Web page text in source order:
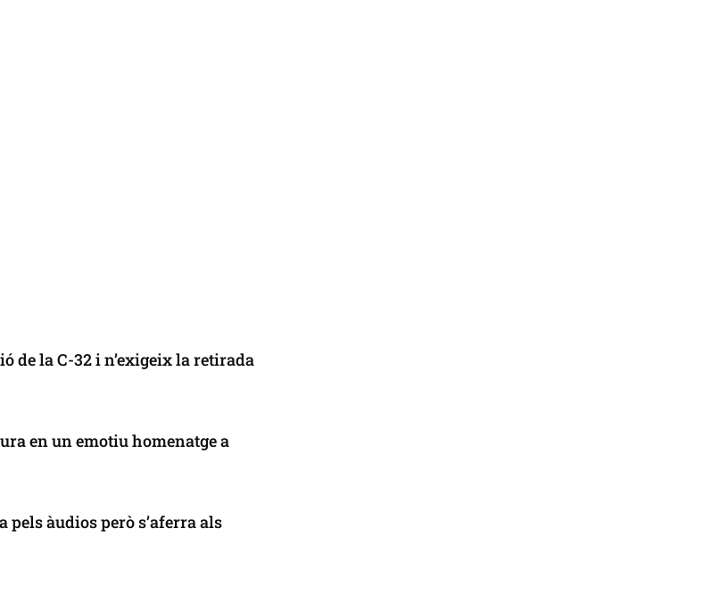
de la C-32 i n’exigeix la retirada
en un emotiu homenatge a
pels àudios però s’aferra als